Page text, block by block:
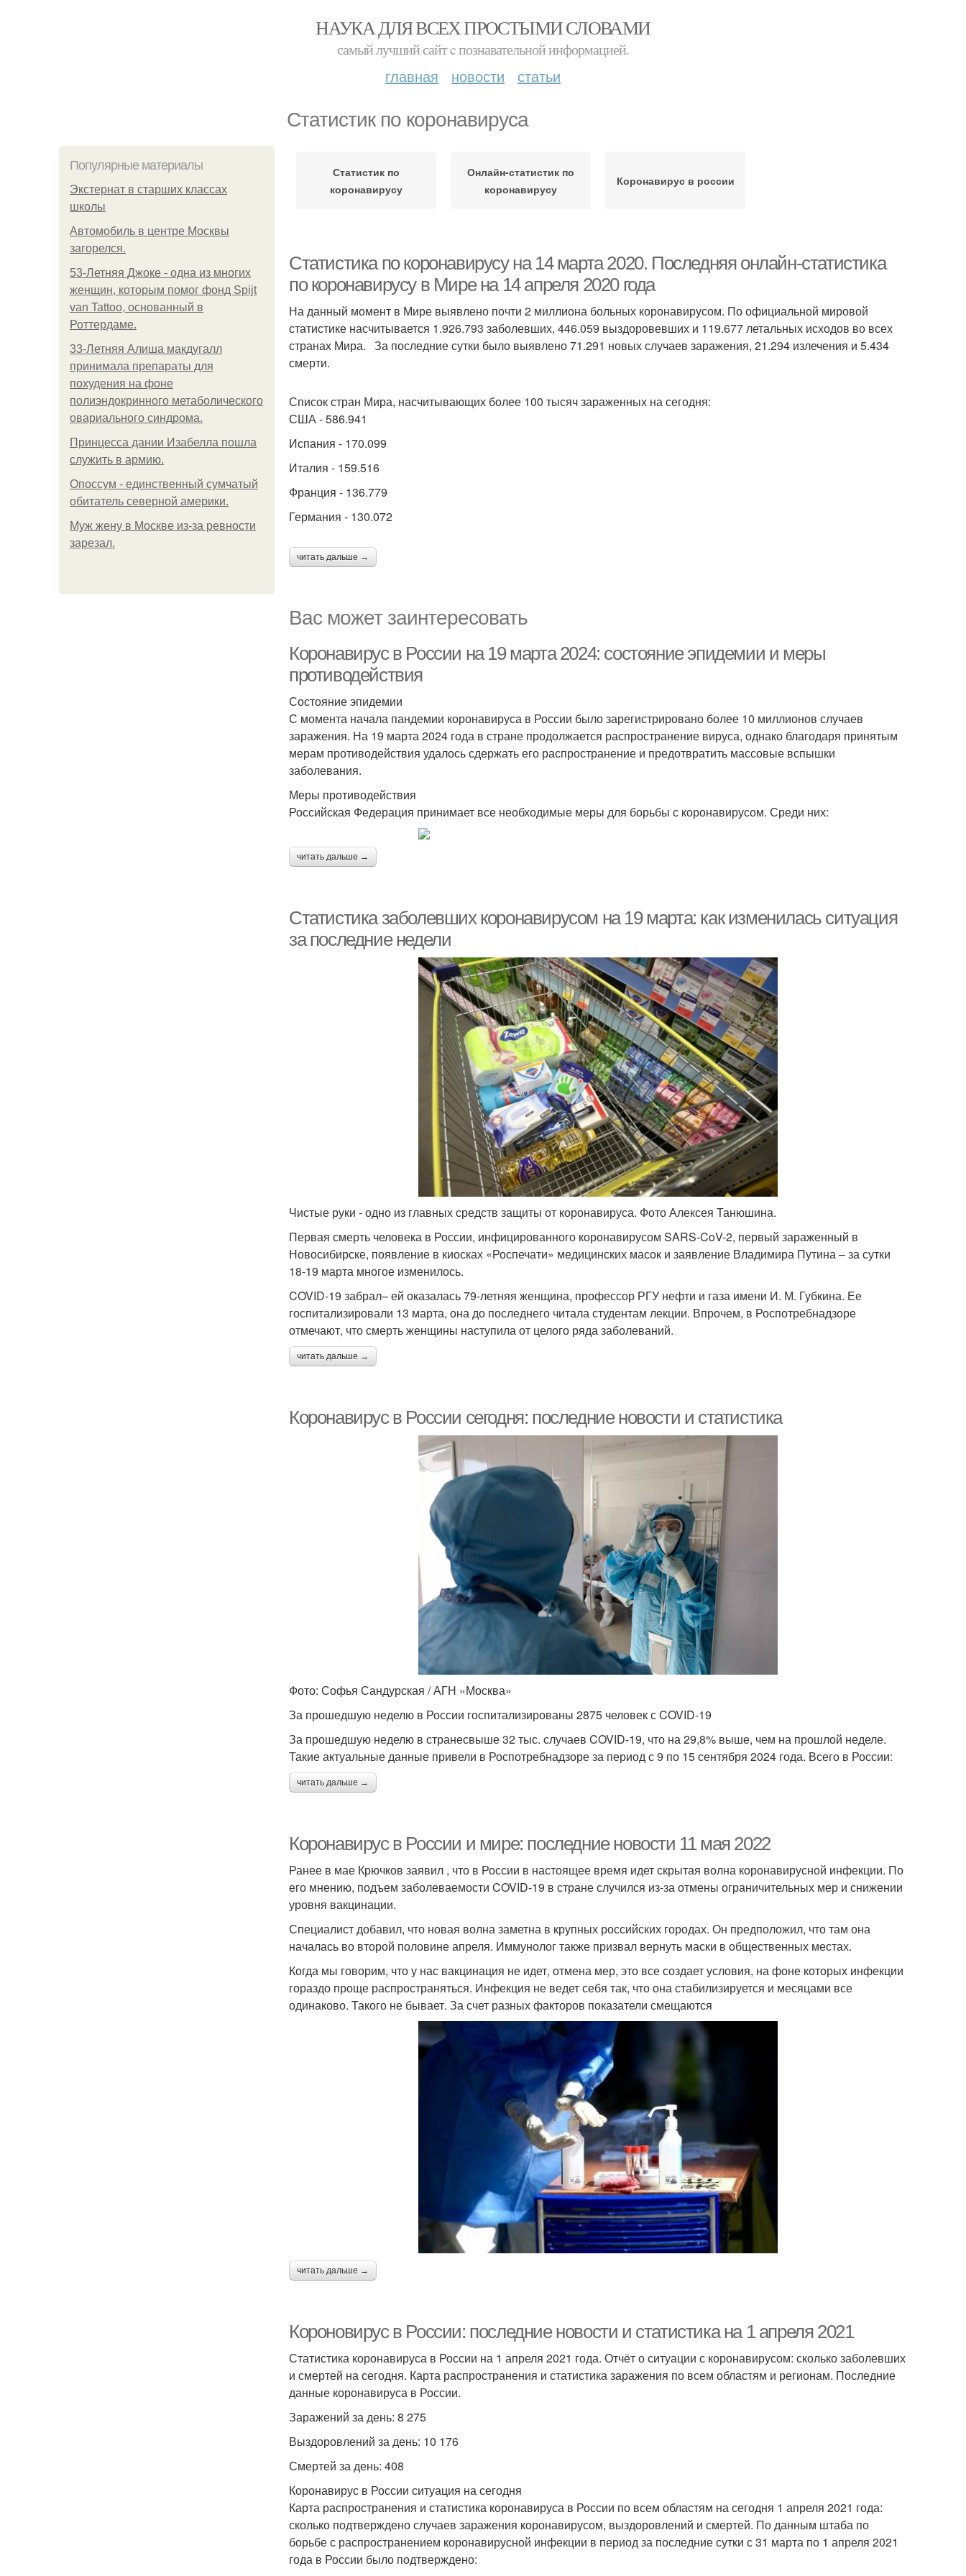
НАУКА ДЛЯ ВСЕХ ПРОСТЫМИ СЛОВАМИ
самый лучший сайт c познавательной информацией.
главная новости статьи
Статистик по коронавируса
Популярные материалы
Экстернат в старших классах
школы
Автомобиль в центре Москвы
загорелся.
53-Летняя Джоке - одна из многих
женщин, которым помог фонд Spijt
van Tattoo, основанный в
Роттердаме.
33-Летняя Алиша макдугалл
принимала препараты для
похудения на фоне
полиэндокринного метаболического
овариального синдрома.
Принцесса дании Изабелла пошла
служить в армию.
Опоссум - единственный сумчатый
обитатель северной америки.
Mуж жену в Москве из-за ревности
зарезал.
Статистик по
коронавирусу
Онлайн-статистик по
коронавирусу
Коронавирус в россии
Статистика по коронавирусу на 14 марта 2020. Последняя онлайн-статистика
по коронавирусу в Мире на 14 апреля 2020 года
На данный момент в Мире выявлено почти 2 миллиона больных коронавирусом. По официальной мировой
статистике насчитывается 1.926.793 заболевших, 446.059 выздоровевших и 119.677 летальных исходов во всех
странах Мира. За последние сутки было выявлено 71.291 новых случаев заражения, 21.294 излечения и 5.434
смерти.
Список стран Мира, насчитывающих более 100 тысяч зараженных на сегодня:
США - 586.941
Испания - 170.099
Италия - 159.516
Франция - 136.779
Германия - 130.072
читать дальше →
Вас может заинтересовать
Коронавирус в России на 19 марта 2024: состояние эпидемии и меры
противодействия
Состояние эпидемии
С момента начала пандемии коронавируса в России было зарегистрировано более 10 миллионов случаев
заражения. На 19 марта 2024 года в стране продолжается распространение вируса, однако благодаря принятым
мерам противодействия удалось сдержать его распространение и предотвратить массовые вспышки
заболевания.
Меры противодействия
Российская Федерация принимает все необходимые меры для борьбы с коронавирусом. Среди них:
читать дальше →
Статистика заболевших коронавирусом на 19 марта: как изменилась ситуация
за последние недели
Чистые руки - одно из главных средств защиты от коронавируса. Фото Алексея Танюшина.
Первая смерть человека в России, инфицированного коронавирусом SARS-CoV-2, первый зараженный в
Новосибирске, появление в киосках «Роспечати» медицинских масок и заявление Владимира Путина – за сутки
18-19 марта многое изменилось.
COVID-19 забрал– ей оказалась 79-летняя женщина, профессор РГУ нефти и газа имени И. М. Губкина. Ее
госпитализировали 13 марта, она до последнего читала студентам лекции. Впрочем, в Роспотребнадзоре
отмечают, что смерть женщины наступила от целого ряда заболеваний.
читать дальше →
Коронавирус в России сегодня: последние новости и статистика
Фото: Софья Сандурская / АГН «Москва»
За прошедшую неделю в России госпитализированы 2875 человек с COVID-19
За прошедшую неделю в странесвыше 32 тыс. случаев COVID-19, что на 29,8% выше, чем на прошлой неделе.
Такие актуальные данные привели в Роспотребнадзоре за период с 9 по 15 сентября 2024 года. Всего в России:
читать дальше →
Коронавирус в России и мире: последние новости 11 мая 2022
Ранее в мае Крючков заявил , что в России в настоящее время идет скрытая волна коронавирусной инфекции. По
его мнению, подъем заболеваемости COVID-19 в стране случился из-за отмены ограничительных мер и снижении
уровня вакцинации.
Специалист добавил, что новая волна заметна в крупных российских городах. Он предположил, что там она
началась во второй половине апреля. Иммунолог также призвал вернуть маски в общественных местах.
Когда мы говорим, что у нас вакцинация не идет, отмена мер, это все создает условия, на фоне которых инфекции
гораздо проще распространяться. Инфекция не ведет себя так, что она стабилизируется и месяцами все
одинаково. Такого не бывает. За счет разных факторов показатели смещаются
читать дальше →
Короновирус в России: последние новости и статистика на 1 апреля 2021
Статистика коронавируса в России на 1 апреля 2021 года. Отчёт о ситуации с коронавирусом: сколько заболевших
и смертей на сегодня. Карта распространения и статистика заражения по всем областям и регионам. Последние
данные коронавируса в России.
Заражений за день: 8 275
Выздоровлений за день: 10 176
Смертей за день: 408
Коронавирус в России ситуация на сегодня
Карта распространения и статистика коронавируса в России по всем областям на сегодня 1 апреля 2021 года:
сколько подтверждено случаев заражения коронавирусом, выздоровлений и смертей. По данным штаба по
борьбе с распространением коронавирусной инфекции в период за последние сутки с 31 марта по 1 апреля 2021
года в России было подтверждено: